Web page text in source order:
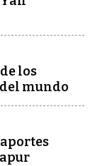
los
mundo